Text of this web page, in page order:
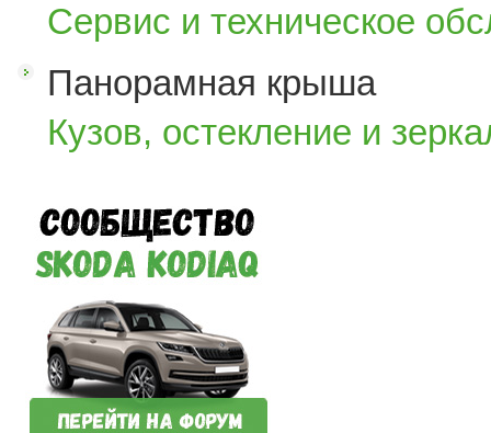
Сервис и техническое
Панорамная крыша
Кузов, остекление и